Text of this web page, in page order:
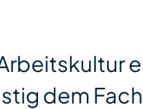
dem